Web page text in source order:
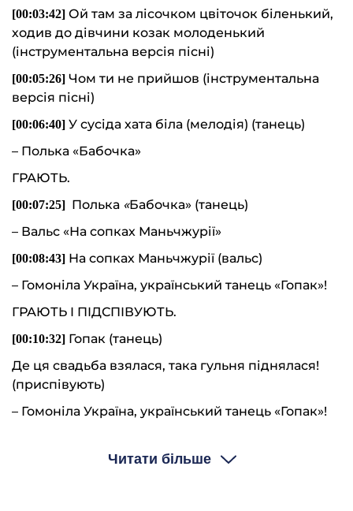
[00:03:42] Ой там за лісочком цвіточок біленький,
ходив до дівчини козак молоденький
(інструментальна версія пісні)
[00:05:26] Чом ти не прийшов (інструментальна
версія пісні)
[00:06:40] У сусіда хата біла (мелодія) (танець)
– Полька «Бабочка»
ГРАЮТЬ.
[00:07:25] Полька «Бабочка» (танець)
– Вальс «На сопках Маньчжурії»
[00:08:43] На сопках Маньчжурії (вальс)
– Гомоніла Україна, український танець «Гопак»!
ГРАЮТЬ І ПІДСПІВУЮТЬ.
[00:10:32] Гопак (танець)
Де ця свадьба взялася, така гульня піднялася!
(приспівують)
– Гомоніла Україна, український танець «Гопак»!
Гопак (танець)
Читати більше